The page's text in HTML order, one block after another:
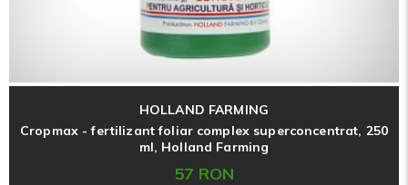
HOLLAND FARMING
Cropmax - fertilizant foliar complex superconcentrat, 250
ml, Holland Farming
57 RON